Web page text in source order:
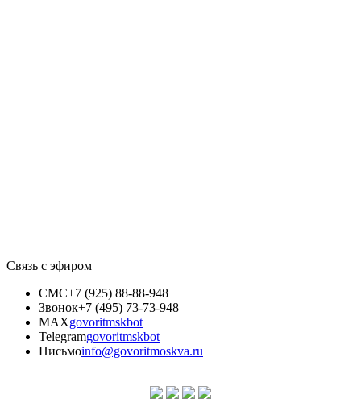
Связь с эфиром
СМС+7 (925) 88-88-948
Звонок+7 (495) 73-73-948
MAXgovoritmskbot
Telegramgovoritmskbot
Письмоinfo@govoritmoskva.ru